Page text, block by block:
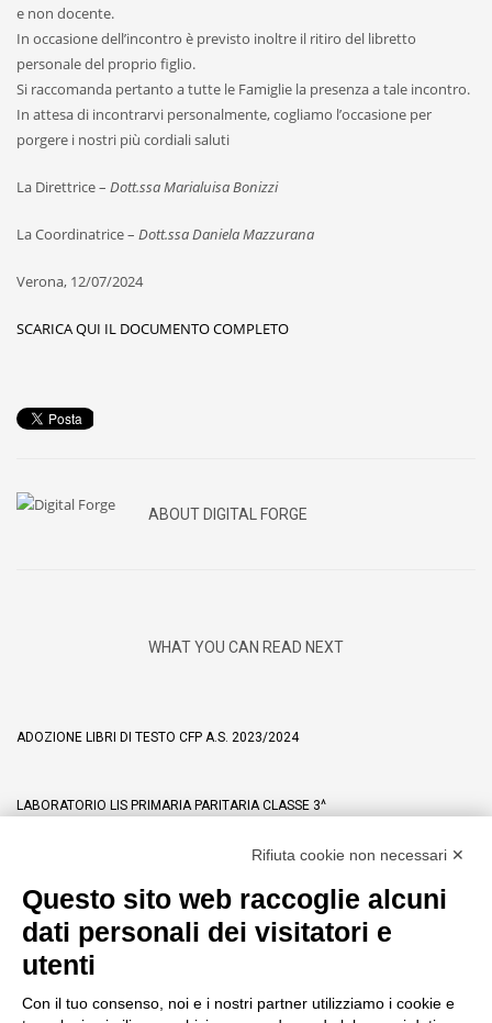
e non docente.
In occasione dell’incontro è previsto inoltre il ritiro del libretto
personale del proprio figlio.
Si raccomanda pertanto a tutte le Famiglie la presenza a tale incontro.
In attesa di incontrarvi personalmente, cogliamo l’occasione per
porgere i nostri più cordiali saluti
La Direttrice – Dott.ssa Marialuisa Bonizzi
La Coordinatrice – Dott.ssa Daniela Mazzurana
Verona, 12/07/2024
SCARICA QUI IL DOCUMENTO COMPLETO
ABOUT DIGITAL FORGE
WHAT YOU CAN READ NEXT
ADOZIONE LIBRI DI TESTO CFP A.S. 2023/2024
LABORATORIO LIS PRIMARIA PARITARIA CLASSE 3^
Rifiuta cookie non necessari ✕
Questo sito web raccoglie alcuni
dati personali dei visitatori e
utenti
Con il tuo consenso, noi e i nostri partner utilizziamo i cookie e